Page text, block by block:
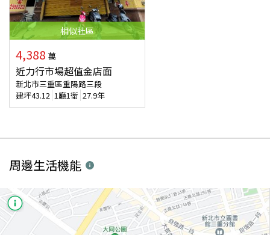
相似社區
4,388 萬
近力行市場超值金店面
新北市三重區重陽路三段
建坪43.12 1廳1衛 27.9年
周邊生活機能